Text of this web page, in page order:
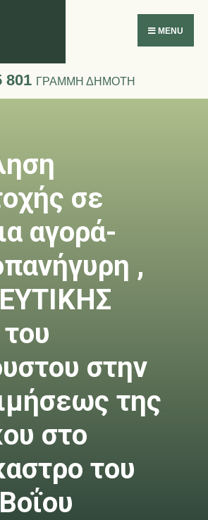
γραμμή εργαλείων
MENU
ΓΡΑΜΜΗ ΔΗΜΟΤΗ
σε
αγορά-
,
στην
της
στο
του